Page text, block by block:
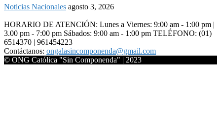
Noticias Nacionales agosto 3, 2026
HORARIO DE ATENCIÓN: Lunes a Viernes: 9:00 am - 1:00 pm |
3.00 pm - 7:00 pm Sábados: 9:00 am - 1:00 pm TELÉFONO: (01)
6514370 | 961454223
Contáctanos: ongalasincomponenda@gmail.com
© ONG Católica "Sin Componenda" | 2023